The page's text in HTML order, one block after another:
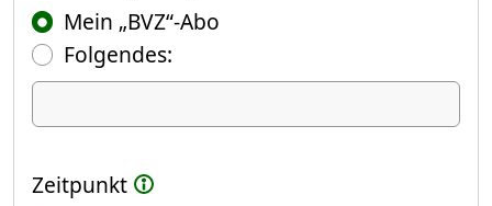
Mein „BVZ“-Abo
Folgendes:
Ich kündige Folgendes
Zeitpunkt